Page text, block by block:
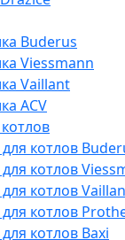
Buderus
Viessmann
Vaillant
ACV
котлов
котлов
котлов
котлов
котлов Baxi